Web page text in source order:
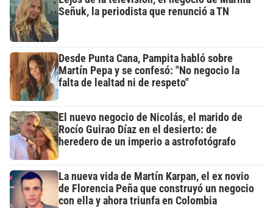
Señuk, la periodista que renunció a TN
Desde Punta Cana, Pampita habló sobre
Martín Pepa y se confesó: "No negocio la
falta de lealtad ni de respeto"
El nuevo negocio de Nicolás, el marido de
Rocío Guirao Díaz en el desierto: de
heredero de un imperio a astrofotógrafo
La nueva vida de Martín Karpan, el ex novio
de Florencia Peña que construyó un negocio
con ella y ahora triunfa en Colombia